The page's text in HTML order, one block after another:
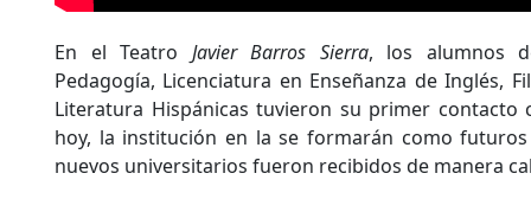
En el Teatro Javier Barros Sierra, los alumnos
Pedagogía, Licenciatura en Enseñanza de Inglés,
Literatura Hispánicas tuvieron su primer
hoy, la institución en la se formarán como
nuevos universitarios fueron recibidos de manera